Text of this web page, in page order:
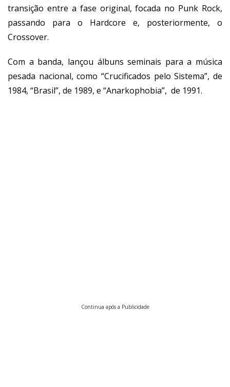
transição entre a fase original, focada no Punk Rock,
passando para o Hardcore e, posteriormente, o
Crossover.
Com a banda, lançou álbuns seminais para a música
pesada nacional, como “Crucificados pelo Sistema”, de
1984, “Brasil”, de 1989, e “Anarkophobia”, de 1991.
Continua após a Publicidade